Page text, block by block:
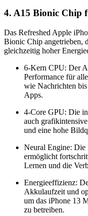
4. A15 Bionic Chip
Das Refreshed Apple
Bionic Chip angetrieben,
gleichzeitig hoher
6-Kern CPU: Der
Performance für
wie Nachrichten
Apps.
4-Core GPU: Die
auch
und eine hohe
Neural Engine:
ermöglicht
Lernen und die
Energieeffizienz:
Akkulaufzeit und
um das iPhone 13
zu betreiben.